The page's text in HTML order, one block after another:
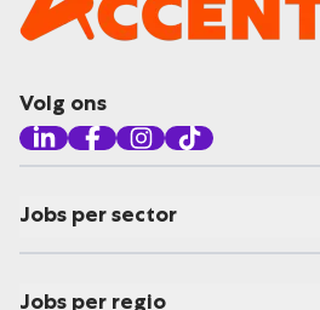
Volg ons
Jobs per sector
Jobs per regio